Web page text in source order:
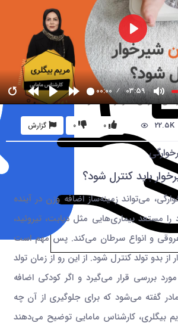
00:00 03:59
22.5K گزارش 0 0
باید کنترل شود؟
می‌تواند زمینه‌ساز اضافه وزن در آینده
مستعد بیماری‌هایی مثل دیابت، تیروئید،
و انواع سرطان می‌کند. پس مهم است
بدو تولد کنترل شود. از این رو از زمان تولد
بررسی قرار می‌گیرد و اگر کودکی اضافه
گفته می‌شود که برای جلوگیری از آن چه
بیگلری، کارشناس مامایی توضیح می‌دهند